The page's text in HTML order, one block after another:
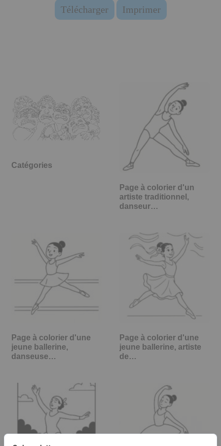
Télécharger Imprimer
Catégories
Page à colorier d'un
artiste traditionnel,
danseur…
Page à colorier d'une
jeune ballerine,
danseuse…
Page à colorier d'une
jeune ballerine, artiste
de…